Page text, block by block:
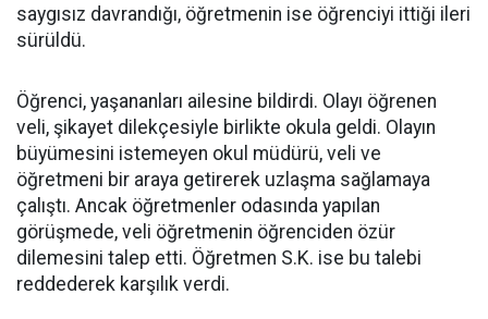
saygısız davrandığı, öğretmenin ise öğrenciyi ittiği ileri
sürüldü.
Öğrenci, yaşananları ailesine bildirdi. Olayı öğrenen
veli, şikayet dilekçesiyle birlikte okula geldi. Olayın
büyümesini istemeyen okul müdürü, veli ve
öğretmeni bir araya getirerek uzlaşma sağlamaya
çalıştı. Ancak öğretmenler odasında yapılan
görüşmede, veli öğretmenin öğrenciden özür
dilemesini talep etti. Öğretmen S.K. ise bu talebi
reddederek karşılık verdi.